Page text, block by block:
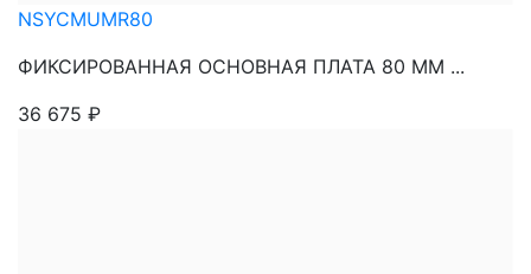
NSYCMUMR80
ФИКСИРОВАННАЯ ОСНОВНАЯ ПЛАТА 80 ММ ...
36 675 ₽